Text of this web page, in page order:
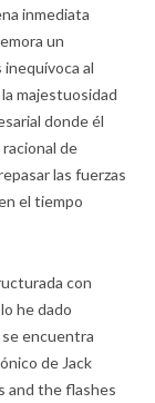
inmediata
un
inequívoca al
majestuosidad
donde él
de
las fuerzas
el tiempo
con
he dado
encuentra
de Jack
and the flashes